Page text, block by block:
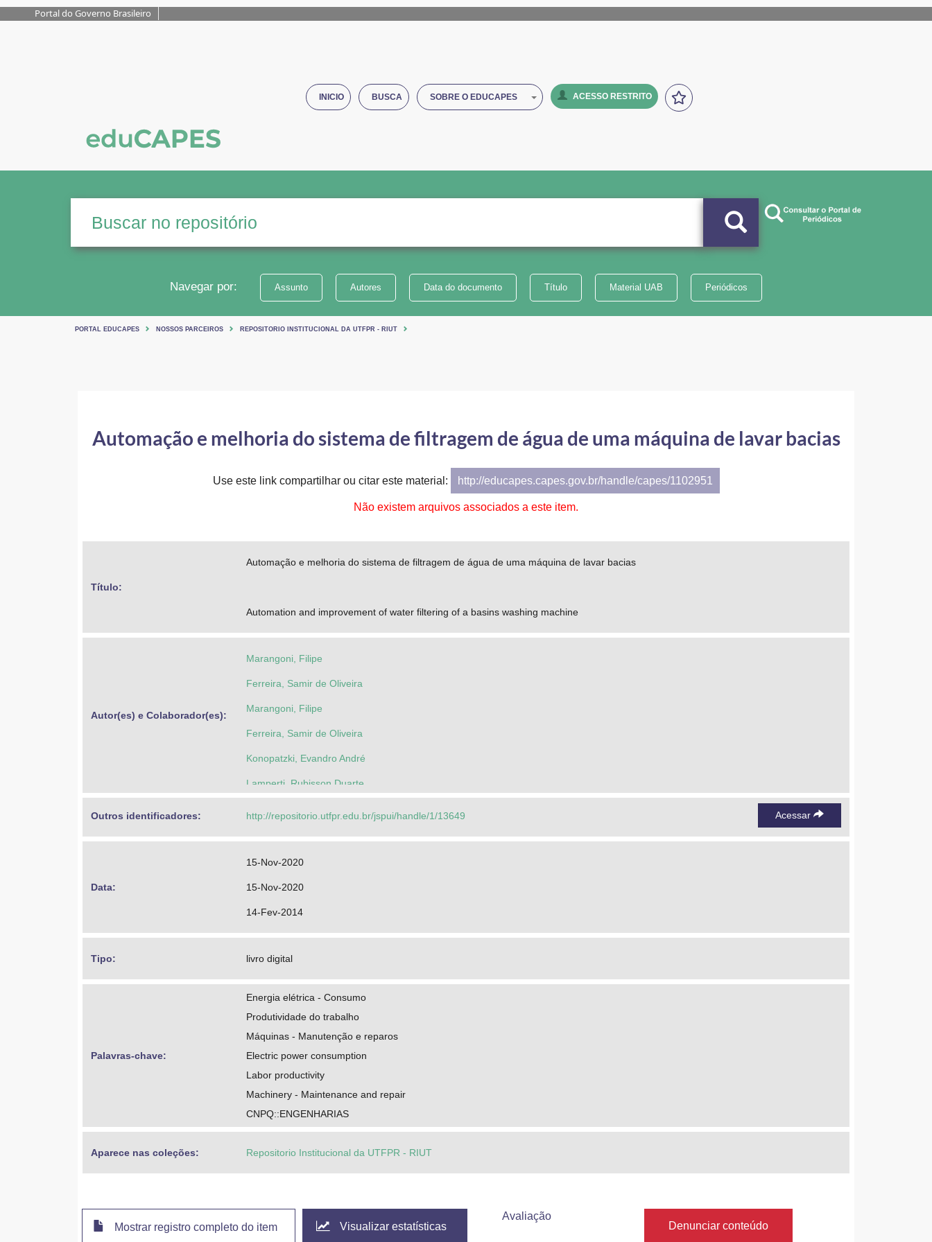
Portal do Governo Brasileiro
INICIO BUSCA SOBRE O EDUCAPES ACESSO RESTRITO
Navegar por: Assunto Autores Data do documento Título Material UAB Periódicos
PORTAL EDUCAPES NOSSOS PARCEIROS REPOSITORIO INSTITUCIONAL DA UTFPR - RIUT
Automação e melhoria do sistema de filtragem de água de uma máquina de lavar bacias
Use este link compartilhar ou citar este material: http://educapes.capes.gov.br/handle/capes/1102951
Não existem arquivos associados a este item.
Título:
Automação e melhoria do sistema de filtragem de água de uma máquina de lavar bacias
Automation and improvement of water filtering of a basins washing machine
Autor(es) e Colaborador(es):
Marangoni, Filipe
Ferreira, Samir de Oliveira
Marangoni, Filipe
Ferreira, Samir de Oliveira
Konopatzki, Evandro André
Lamperti, Rubisson Duarte
Outros identificadores: http://repositorio.utfpr.edu.br/jspui/handle/1/13649 Acessar
Data:
15-Nov-2020
15-Nov-2020
14-Fev-2014
Tipo: livro digital
Palavras-chave:
Energia elétrica - Consumo
Produtividade do trabalho
Máquinas - Manutenção e reparos
Electric power consumption
Labor productivity
Machinery - Maintenance and repair
CNPQ::ENGENHARIAS
Aparece nas coleções: Repositorio Institucional da UTFPR - RIUT
Mostrar registro completo do item Visualizar estatísticas
Avaliação
Denunciar conteúdo